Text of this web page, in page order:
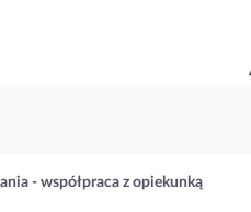
- współpraca z opiekunką